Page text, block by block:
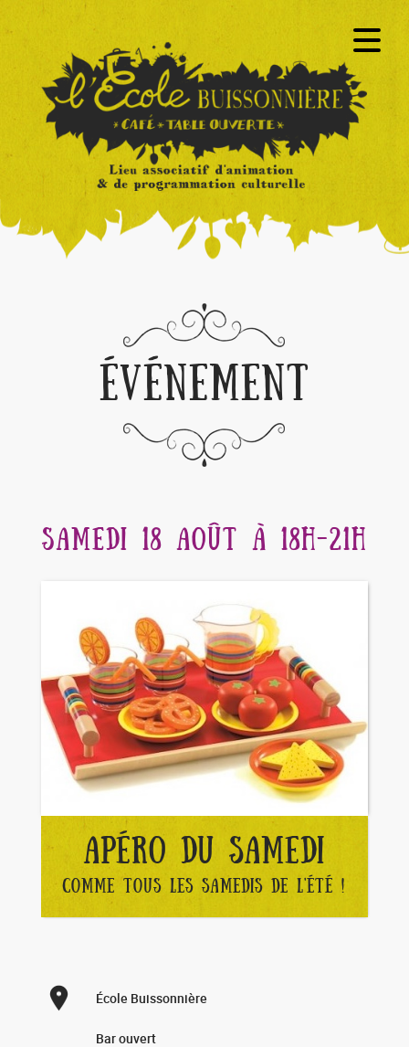
ÉVÉNEMENT
SAMEDI 18 AOÛT À 18H-21H
APÉRO DU SAMEDI
COMME TOUS LES SAMEDIS DE L'ÉTÉ !
École Buissonnière
Bar ouvert